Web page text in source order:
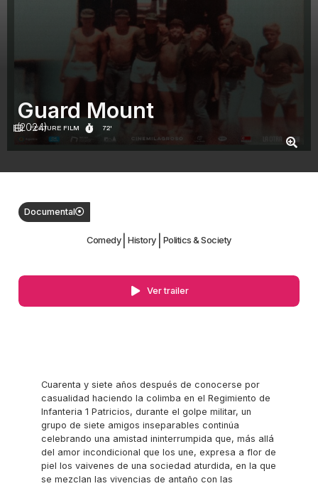
FEATURE FILM 72'
Guard Mount
(2024)
Documental
Comedy History Politics & Society
Ver trailer
Cuarenta y siete años después de conocerse por
casualidad haciendo la colimba en el Regimiento de
Infanteria 1 Patricios, durante el golpe militar, un
grupo de siete amigos inseparables continúa
celebrando una amistad ininterrumpida que, más allá
del amor incondicional que los une, expresa a flor de
piel los vaivenes de una sociedad aturdida, en la que
se mezclan las vivencias de antaño con las